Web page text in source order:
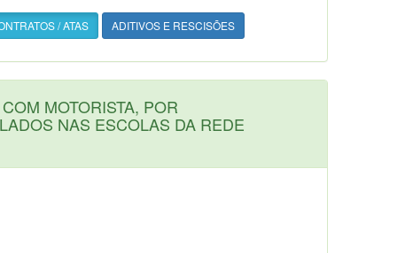
/ ATAS ADITIVOS E RESCISÕES
MOTORISTA, POR
NAS ESCOLAS DA REDE